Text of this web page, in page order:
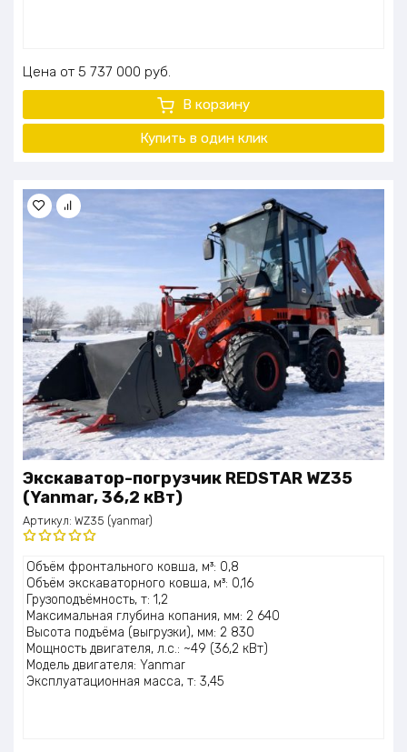
Цена 5 737 000 руб.
В корзину
Купить в один клик
Экскаватор-погрузчик REDSTAR WZ35
(Yanmar, 36,2 кВт)
Артикул: WZ35 (yanmar)
Оценка
5.00из 5
Объём фронтального ковша, м³: 0,8
Объём экскаваторного ковша, м³: 0,16
Грузоподъёмность, т: 1,2
Максимальная глубина копания, мм: 2 640
Высота подъёма (выгрузки), мм: 2 830
Мощность двигателя, л.с.: ~49 (36,2 кВт)
Модель двигателя: Yanmar
Эксплуатационная масса, т: 3,45